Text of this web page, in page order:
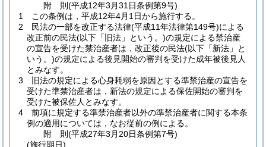
附 則(平成12年3月31日条例第9号)
1
この条例は，平成12年4月1日から施行する。
2
民法の一部を改正する法律(平成11年法律第149号)による
改正前の民法(以下「旧法」という。)の規定による禁治産
の宣告を受けた禁治産者は，改正後の民法(以下「新法」と
いう。)の規定による後見開始の審判を受けた成年被後見人
とみなす。
3
旧法の規定による心身耗弱を原因とする準禁治産の宣告を
受けた準禁治産者は，新法の規定による保佐開始の審判を
受けた被保佐人とみなす。
4
前項に規定する準禁治産者以外の準禁治産者に関する本条
例の適用については，なお従前の例による。
附 則(平成27年3月20日条例第7号)
(施行期日)